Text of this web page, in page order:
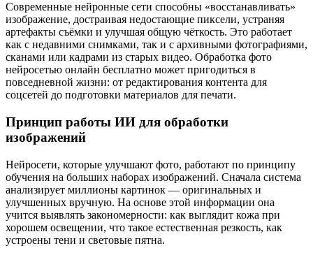
Современные нейронные сети способны «восстанавливать»
изображение, достраивая недостающие пиксели, устраняя
артефакты съёмки и улучшая общую чёткость. Это работает
как с недавними снимками, так и с архивными фотографиями,
сканами или кадрами из старых видео. Обработка фото
нейросетью онлайн бесплатно может пригодиться в
повседневной жизни: от редактирования контента для
соцсетей до подготовки материалов для печати.
Принцип работы ИИ для обработки
изображений
Нейросети, которые улучшают фото, работают по принципу
обучения на больших наборах изображений. Сначала система
анализирует миллионы картинок — оригинальных и
улучшенных вручную. На основе этой информации она
учится выявлять закономерности: как выглядит кожа при
хорошем освещении, что такое естественная резкость, как
устроены тени и световые пятна.